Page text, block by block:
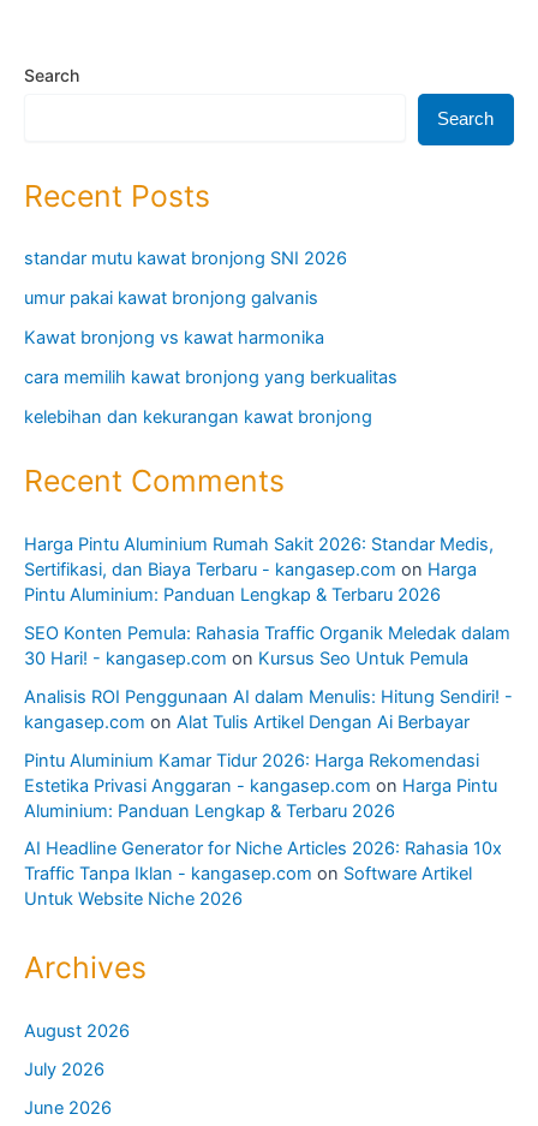
Search
Search
Recent Posts
standar mutu kawat bronjong SNI 2026
umur pakai kawat bronjong galvanis
Kawat bronjong vs kawat harmonika
cara memilih kawat bronjong yang berkualitas
kelebihan dan kekurangan kawat bronjong
Recent Comments
Harga Pintu Aluminium Rumah Sakit 2026: Standar Medis,
Sertifikasi, dan Biaya Terbaru - kangasep.com on Harga
Pintu Aluminium: Panduan Lengkap & Terbaru 2026
SEO Konten Pemula: Rahasia Traffic Organik Meledak dalam
30 Hari! - kangasep.com on Kursus Seo Untuk Pemula
Analisis ROI Penggunaan AI dalam Menulis: Hitung Sendiri! -
kangasep.com on Alat Tulis Artikel Dengan Ai Berbayar
Pintu Aluminium Kamar Tidur 2026: Harga Rekomendasi
Estetika Privasi Anggaran - kangasep.com on Harga Pintu
Aluminium: Panduan Lengkap & Terbaru 2026
AI Headline Generator for Niche Articles 2026: Rahasia 10x
Traffic Tanpa Iklan - kangasep.com on Software Artikel
Untuk Website Niche 2026
Archives
August 2026
July 2026
June 2026